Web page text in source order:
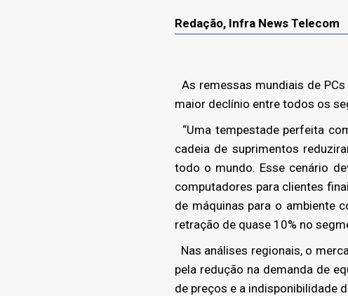
Redação, Infra News Telecom
As remessas mundiais de
maior declínio entre todos os
“Uma tempestade perfeita
cadeia de suprimentos
todo o mundo. Esse cenário
computadores para clientes
de máquinas para o ambiente
retração de quase 10% no
Nas análises regionais, o
pela redução na demanda de
de preços e a indisponibilidade